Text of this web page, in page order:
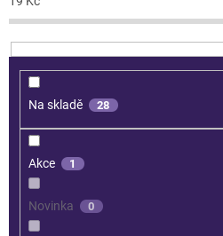
Na skladě 28
Akce 1
Novinka 0